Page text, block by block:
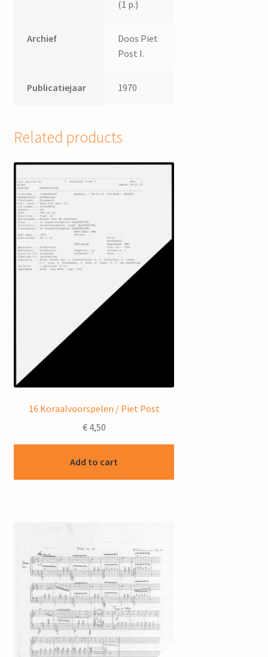
(1 p.)
Archief
Doos Piet
Post I.
Publicatiejaar 1970
Related products
16 Koraalvoorspelen / Piet Post
€4,50
Add to cart